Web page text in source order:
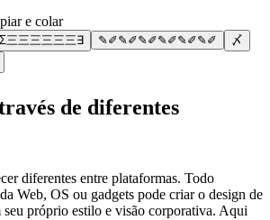
e colar
三三三三三三∃ ✎✐✎✐✎✐✎✐✎✐✎✐
〆
de diferentes
diferentes entre plataformas. Todo
Web, OS ou gadgets pode criar o design de
próprio estilo e visão corporativa. Aqui